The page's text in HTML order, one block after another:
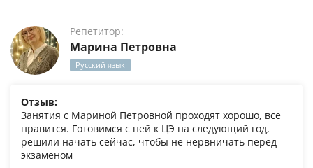
Репетитор:
Марина Петровна
Русский язык
Отзыв:
Занятия с Мариной Петровной проходят хорошо, все
нравится. Готовимся с ней к ЦЭ на следующий год,
решили начать сейчас, чтобы не нервничать перед
экзаменом